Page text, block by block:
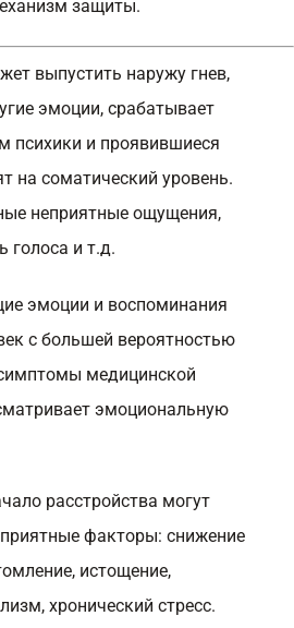
защиты.
выпустить наружу гнев,
эмоции, срабатывает
психики и проявившиеся
на соматический уровень.
неприятные ощущения,
голоса и т.д.
эмоции и воспоминания
с большей вероятностью
медицинской
эмоциональную
расстройства могут
факторы: снижение
истощение,
хронический стресс.